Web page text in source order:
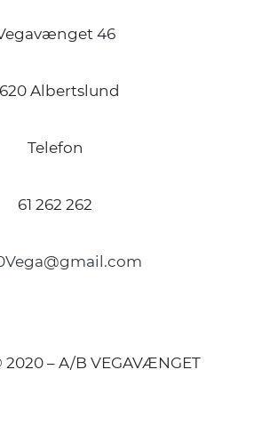
46
Albertslund
Telefon
61 262 262
– A/B VEGAVÆNGET